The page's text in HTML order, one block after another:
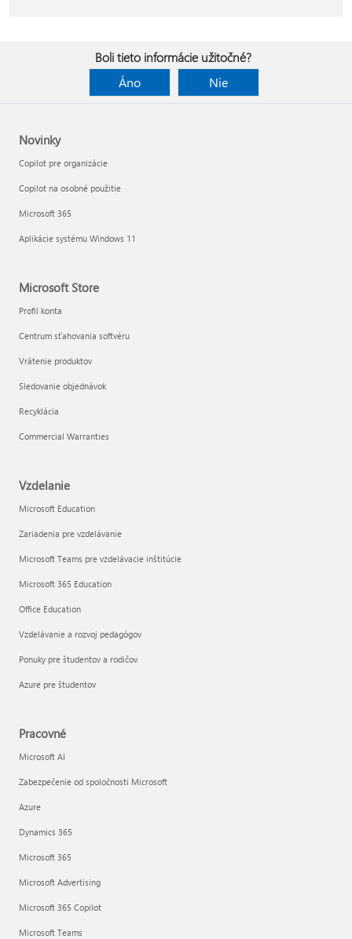
Boli tieto informácie užitočné?
Áno
Nie
Novinky
Copilot pre organizácie
Copilot na osobné použitie
Microsoft 365
Aplikácie systému Windows 11
Microsoft Store
Profil konta
Centrum sťahovania softvéru
Vrátenie produktov
Sledovanie objednávok
Recyklácia
Commercial Warranties
Vzdelanie
Microsoft Education
Zariadenia pre vzdelávanie
Microsoft Teams pre vzdelávacie inštitúcie
Microsoft 365 Education
Office Education
Vzdelávanie a rozvoj pedagógov
Ponuky pre študentov a rodičov
Azure pre študentov
Pracovné
Microsoft AI
Zabezpečenie od spoločnosti Microsoft
Azure
Dynamics 365
Microsoft 365
Microsoft Advertising
Microsoft 365 Copilot
Microsoft Teams